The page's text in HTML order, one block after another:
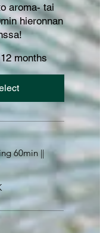
aroma- tai
hieronnan
months
60min ||